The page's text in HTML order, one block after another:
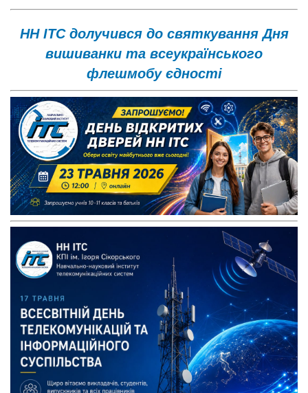
НН ІТС долучився до святкування Дня
вишиванки та всеукраїнського
флешмобу єдності